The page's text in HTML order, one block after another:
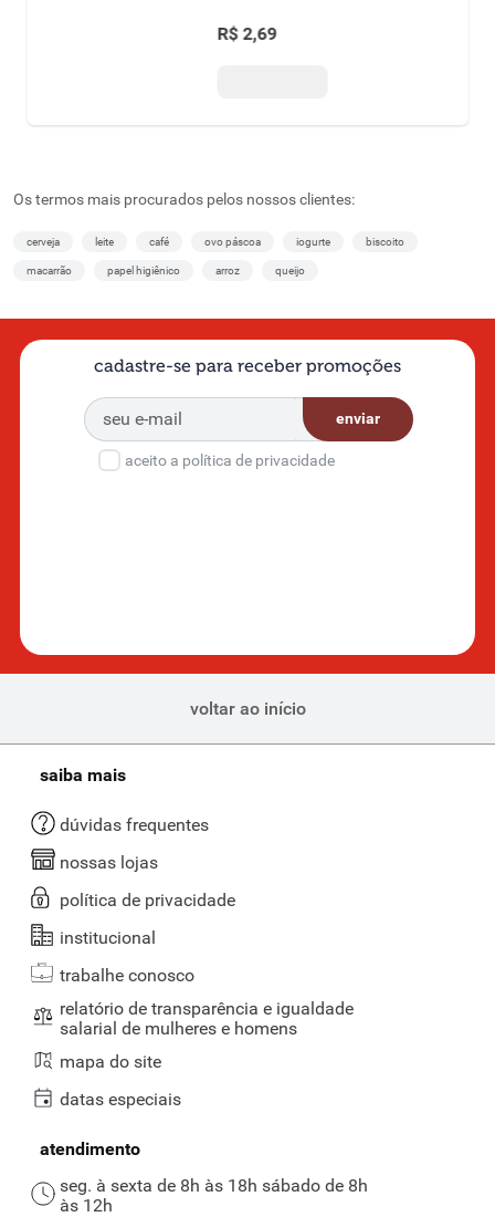
R$ 2,69
Os termos mais procurados pelos nossos clientes:
cerveja leite café ovo páscoa iogurte biscoito
macarrão papel higiênico arroz queijo
cadastre-se para receber promoções
enviar
aceito a política de privacidade
voltar ao início
saiba mais
dúvidas frequentes
nossas lojas
política de privacidade
institucional
trabalhe conosco
relatório de transparência e igualdade
salarial de mulheres e homens
mapa do site
datas especiais
atendimento
seg. à sexta de 8h às 18h sábado de 8h
às 12h